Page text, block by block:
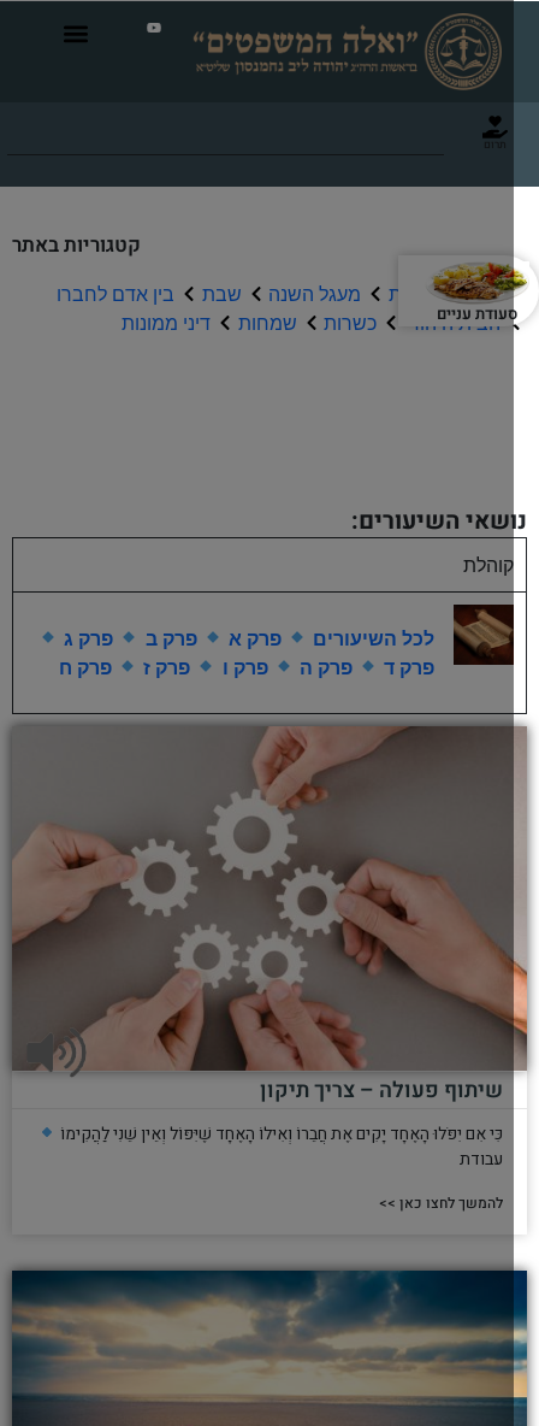
קטגוריות באתר
תפילה וברכות מעגל השנה שבת
בין אדם לחברו
הבית היהודי
כשרות שמחות דיני ממונות
השיעורים:
קוהלת
לכל השיעורים פרק א פרק ב
פרק ג
פרק ד
פרק ה פרק ו פרק ז פרק ח
שיתוף פעולה – צריך תיקון
כִּי אִם יִפֹּלוּ הָאֶחָד יָקִים אֶת חֲבֵרוֹ וְאִילוֹ הָאֶחָד שֶׁיִּפּוֹל וְאֵין שֵׁנִי לַהֲקִימוֹ
עבודת
להמשך לחצו כאן >>
עניים